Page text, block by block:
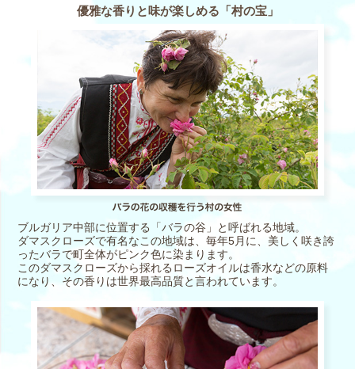
優雅な香りと味が楽しめる「村の宝」
ブルガリア中部に位置する「バラの谷」と呼ばれる地域。
ダマスクローズで有名なこの地域は、毎年5月に、美しく咲き誇
ったバラで町全体がピンク色に染まります。
このダマスクローズから採れるローズオイルは香水などの原料
になり、その香りは世界最高品質と言われています。